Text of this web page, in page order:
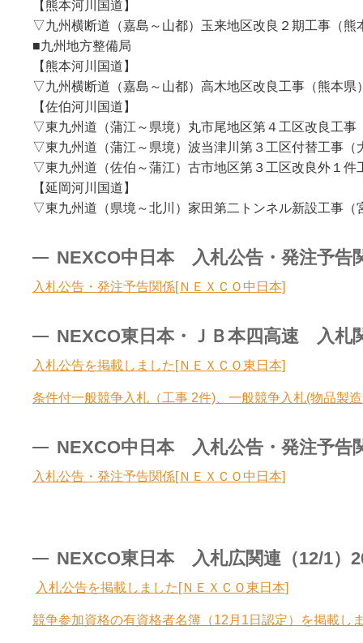
【熊本河川国道】
▽九州横断道（嘉島～山都）玉来地区改良２期工事（
■九州地方整備局
【熊本河川国道】
▽九州横断道（嘉島～山都）高木地区改良工事（熊本
【佐伯河川国道】
▽東九州道（蒲江～県境）丸市尾地区第４工区改良工
▽東九州道（蒲江～県境）波当津川第３工区付替工事
▽東九州道（佐伯～蒲江）古市地区第３工区改良外１
【延岡河川国道】
▽東九州道（県境～北川）家田第二トンネル新設工事
NEXCO中日本 入札公告・発注予告
入札公告・発注予告関係[ＮＥＸＣＯ中日本]
NEXCO東日本・ＪＢ本四高速 入札
入札公告を掲載しました[ＮＥＸＣＯ東日本]
条件付一般競争入札（工事 2件)、一般競争入札(物品製
NEXCO中日本 入札公告・発注予告
入札公告・発注予告関係[ＮＥＸＣＯ中日本]
NEXCO東日本 入札広関連（12/1）
入札公告を掲載しました[ＮＥＸＣＯ東日本]
競争参加資格の有資格者名簿（12月1日認定）を掲載し